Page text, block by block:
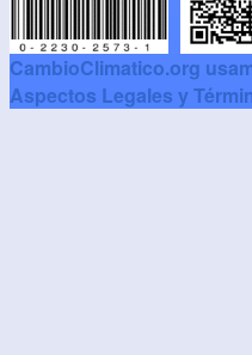
CambioClimatico.org
Aspectos Legales y